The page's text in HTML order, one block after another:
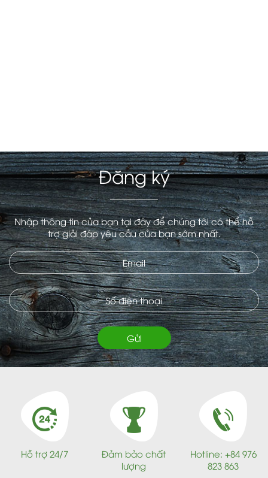
Đăng ký
Nhập thông tin của bạn tại đây để chúng tôi có thể hỗ
trợ giải đáp yêu cầu của bạn sớm nhất.
Hỗ trợ 24/7
Đảm bảo chất
lượng
Hotline: +84 976
823 863